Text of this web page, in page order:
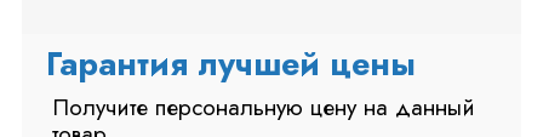
Гарантия лучшей цены
Получите персональную цену на данный